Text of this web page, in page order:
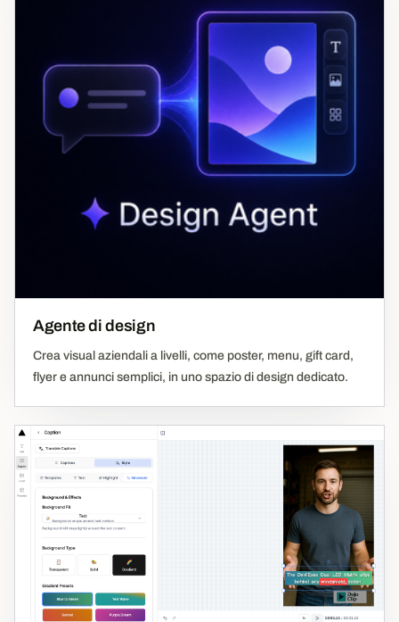
Agente di design
Crea visual aziendali a livelli, come poster, menu, gift card,
flyer e annunci semplici, in uno spazio di design dedicato.